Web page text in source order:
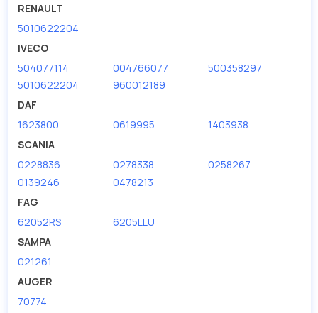
RENAULT
5010622204
IVECO
504077114
004766077
500358297
5010622204
960012189
DAF
1623800
0619995
1403938
SCANIA
0228836
0278338
0258267
0139246
0478213
FAG
62052RS
6205LLU
SAMPA
021261
AUGER
70774